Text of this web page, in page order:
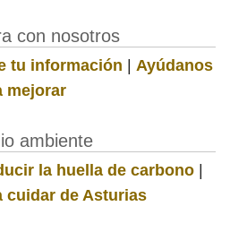
con nosotros
tu información | Ayúdanos
mejorar
ambiente
la huella de carbono|
cuidar de Asturias